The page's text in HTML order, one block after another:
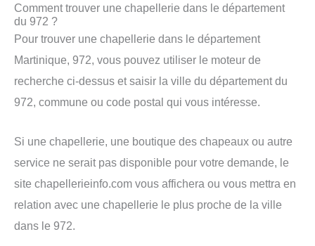
Comment trouver une chapellerie dans le département
du 972 ?
Pour trouver une chapellerie dans le département
Martinique, 972, vous pouvez utiliser le moteur de
recherche ci-dessus et saisir la ville du département du
972, commune ou code postal qui vous intéresse.
Si une chapellerie, une boutique des chapeaux ou autre
service ne serait pas disponible pour votre demande, le
site chapellerieinfo.com vous affichera ou vous mettra en
relation avec une chapellerie le plus proche de la ville
dans le 972.